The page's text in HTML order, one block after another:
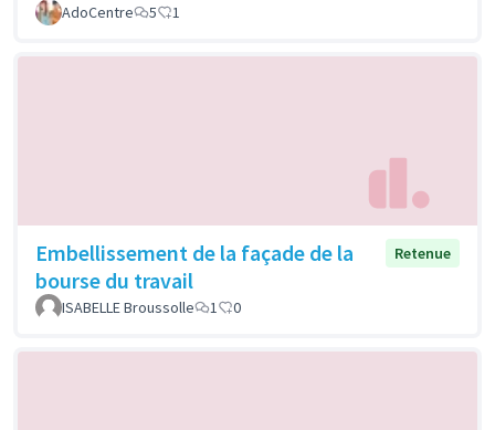
AdoCentre 5 1
Embellissement de la façade de la
bourse du travail
Retenue
ISABELLE Broussolle 1 0